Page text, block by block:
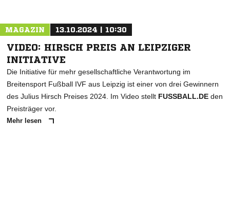
MAGAZIN 13.10.2024 | 10:30
VIDEO: HIRSCH PREIS AN LEIPZIGER
INITIATIVE
Die Initiative für mehr gesellschaftliche Verantwortung im
Breitensport Fußball IVF aus Leipzig ist einer von drei Gewinnern
des Julius Hirsch Preises 2024. Im Video stellt FUSSBALL.DE den
Preisträger vor.
Mehr lesen